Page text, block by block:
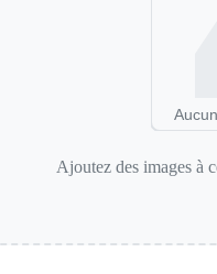
Ajoutez des images à